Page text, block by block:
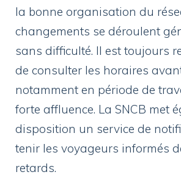
la bonne organisation du
changements se déroulent
sans difficulté. Il est toujours
de consulter les horaires
notamment en période de
forte affluence. La SNCB met
disposition un service de
tenir les voyageurs informés
retards.